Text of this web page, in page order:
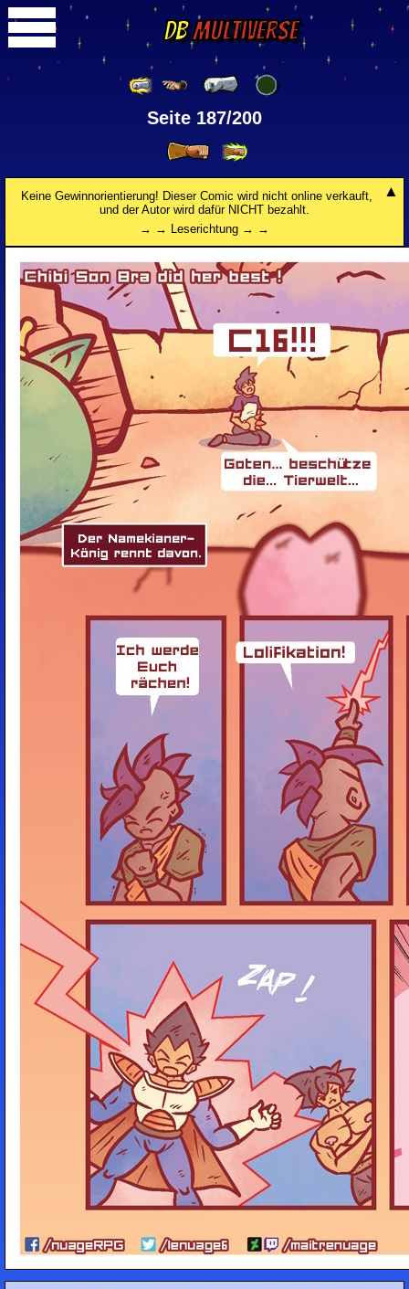
DBMultiverse
Seite 187/200
Keine Gewinnorientierung! Dieser Comic wird nicht online verkauft,
und der Autor wird dafür NICHT bezahlt.
→ → Leserichtung → →